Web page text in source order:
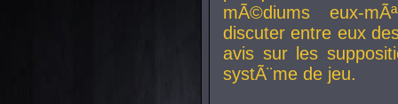
mÃ©diums eux-
discuter entre eux
avis sur les
systÃ¨me de jeu.